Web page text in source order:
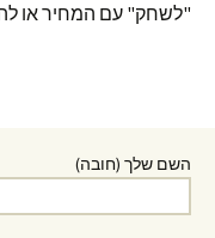
"לשחק" עם המחיר או
השם שלך (חובה)